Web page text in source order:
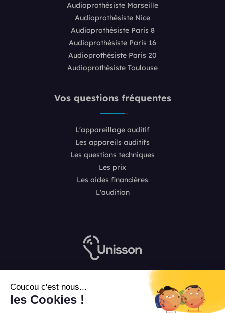
Coucou c'est nous...
les Cookies !
Audioprothésiste Marseille
Audioprothésiste Nice
Audioprothésiste Paris 8
Audioprothésiste Paris 16
Audioprothésiste Paris 20
Audioprothésiste Toulouse
Vos questions fréquentes
L'appareillage auditif
Les appareils auditifs
Les questions techniques
Les prix
Les aides financières
L'audition
L’équipe de rédaction Unisson